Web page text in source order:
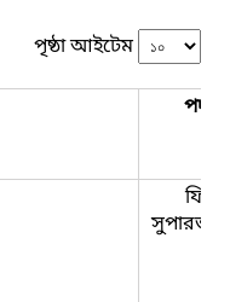
পৃষ্ঠা আইটেম
পদবি
ফিল্ড